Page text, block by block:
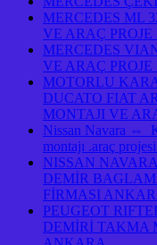
MERCEDES ML
VE ARAÇ
MERCEDES
VE ARAÇ
MOTORLU
DUCATO FIAT
MONTAJI VE
Nissan Navara ⇔
montajı .araç
NISSAN
DEMİR
FİRMASI
PEUGEOT
DEMİRİ TAKMA